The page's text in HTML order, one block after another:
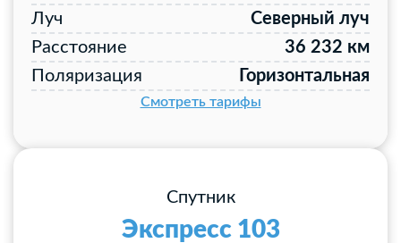
Луч
Северный луч
Расстояние
36 232 км
Поляризация
Горизонтальная
Смотреть тарифы
Спутник
Экспресс 103